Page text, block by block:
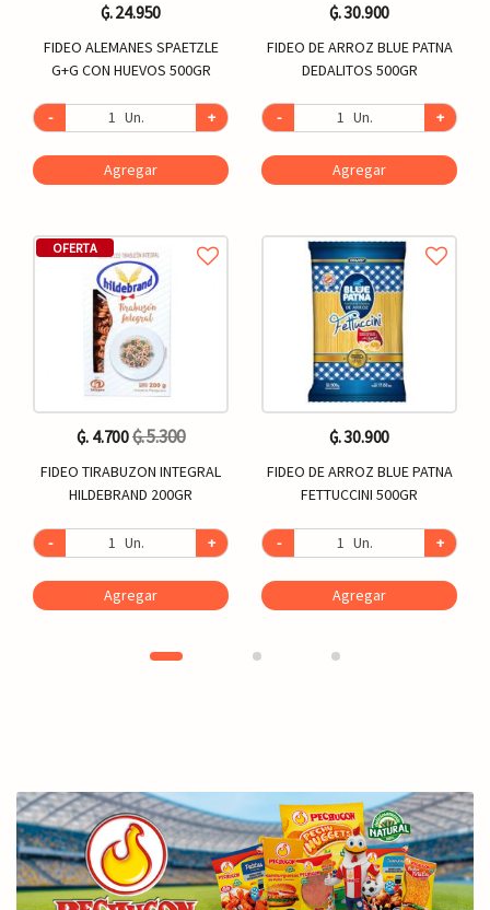
₲. 24.950
FIDEO ALEMANES SPAETZLE
G+G CON HUEVOS 500GR
- Un. +
Agregar
OFERTA
₲. 4.700₲. 5.300
FIDEO TIRABUZON INTEGRAL
HILDEBRAND 200GR
- Un. +
Agregar
₲. 30.900
FIDEO DE ARROZ BLUE PATNA
DEDALITOS 500GR
- Un. +
Agregar
₲. 30.900
FIDEO DE ARROZ BLUE PATNA
FETTUCCINI 500GR
- Un. +
Agregar